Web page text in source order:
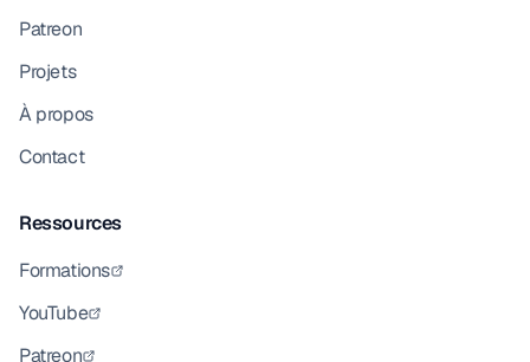
Patreon
Projets
À propos
Contact
Ressources
Formations
YouTube
Patreon